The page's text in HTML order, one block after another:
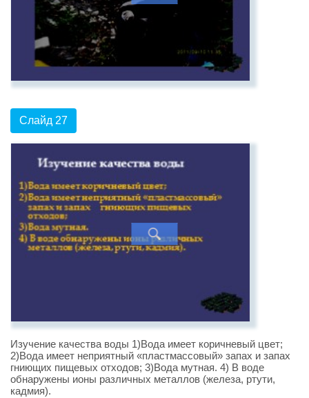
Слайд 27
Изучение качества воды 1)Вода имеет коричневый цвет;
2)Вода имеет неприятный «пластмассовый» запах и запах
гниющих пищевых отходов; 3)Вода мутная. 4) В воде
обнаружены ионы различных металлов (железа, ртути,
кадмия).